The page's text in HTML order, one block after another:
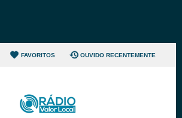
FAVORITOS OUVIDO RECENTEMENTE